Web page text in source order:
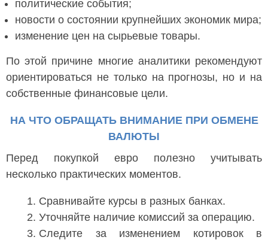
политические события;
новости о состоянии крупнейших экономик мира;
изменение цен на сырьевые товары.
По этой причине многие аналитики рекомендуют
ориентироваться не только на прогнозы, но и на
собственные финансовые цели.
НА ЧТО ОБРАЩАТЬ ВНИМАНИЕ ПРИ ОБМЕНЕ
ВАЛЮТЫ
Перед покупкой евро полезно учитывать
несколько практических моментов.
Сравнивайте курсы в разных банках.
Уточняйте наличие комиссий за операцию.
Следите за изменением котировок в